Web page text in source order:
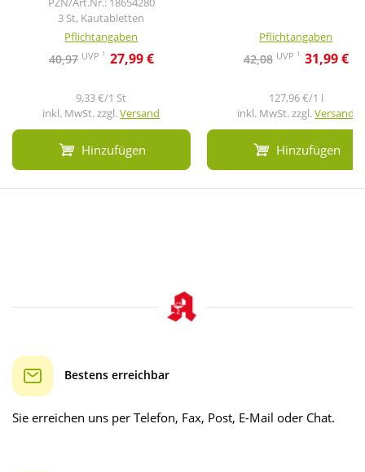
3 St, Kautabletten
Pflichtangaben
40,97 UVP 1 27,99 €
9,33 €/1 St
inkl. MwSt. zzgl.Versand
Hinzufügen
Pflichtangaben
42,08 UVP 1 31,99 €
127,96 €/1 l
inkl. MwSt. zzgl.Versand
Hinzufügen
Bestens erreichbar
Sie erreichen uns per Telefon, Fax, Post, E-Mail oder Chat.